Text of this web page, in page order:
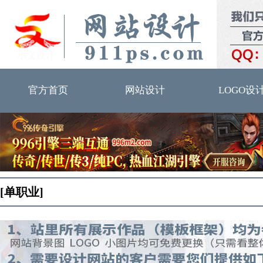
官方首页 网站设计 LOGO设
[单职业]